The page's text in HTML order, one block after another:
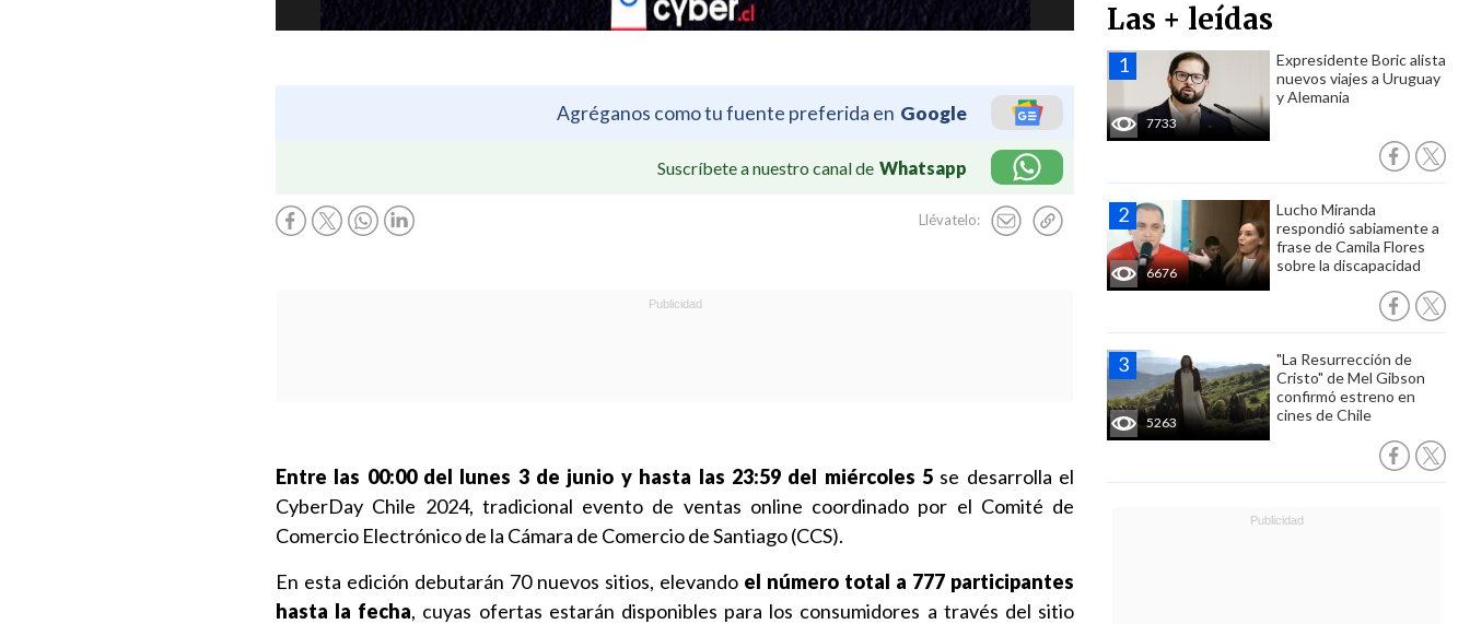
Agréganos como tu fuente preferida en Google
Suscríbete a nuestro canal de Whatsapp
Llévatelo:
Las + leídas
7733
Expresidente Boric alista
nuevos viajes a Uruguay
y Alemania
6676
Lucho Miranda
respondió sabiamente a
frase de Camila Flores
sobre la discapacidad
5263
"La Resurrección de
Cristo" de Mel Gibson
confirmó estreno en
cines de Chile
Entre las 00:00 del lunes 3 de junio y hasta las 23:59 del miércoles 5se desarrolla el
CyberDay Chile 2024, tradicional evento de ventas online coordinado por el Comité de
Comercio Electrónico de la Cámara de Comercio de Santiago (CCS).
En esta edición debutarán 70 nuevos sitios, elevando el número total a 777 participantes
hasta la fecha, cuyas ofertas estarán disponibles para los consumidores a través del sitio